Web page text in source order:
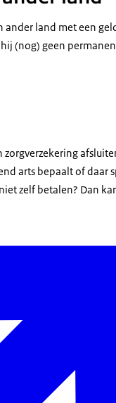
land met een
(nog) geen
arts bepaalt of daar
zelf betalen? Dan